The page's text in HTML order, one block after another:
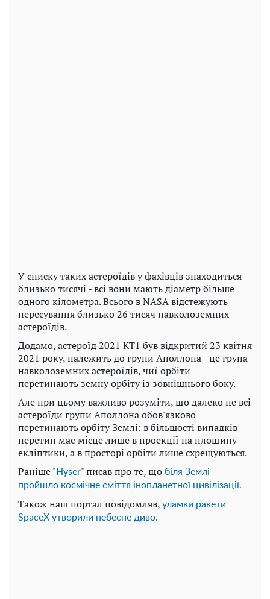
У списку таких астероїдів у фахівців знаходиться
близько тисячі - всі вони мають діаметр більше
одного кілометра. Всього в NASA відстежують
пересування близько 26 тисяч навколоземних
астероїдів.
Додамо, астероїд 2021 KT1 був відкритий 23 квітня
2021 року, належить до групи Аполлона - це група
навколоземних астероїдів, чиї орбіти
перетинають земну орбіту із зовнішнього боку.
Але при цьому важливо розуміти, що далеко не всі
астероїди групи Аполлона обов'язково
перетинають орбіту Землі: в більшості випадків
перетин має місце лише в проекції на площину
екліптики, а в просторі орбіти лише схрещуються.
Раніше " Нyser" писав про те, що біля Землі
пройшло космічне сміття інопланетної цивілізації.
Також наш портал повідомляв, уламки ракети
SpaceX утворили небесне диво.